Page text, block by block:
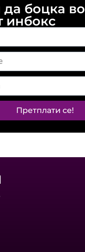
да боцка во
инбокс
Претплати се!